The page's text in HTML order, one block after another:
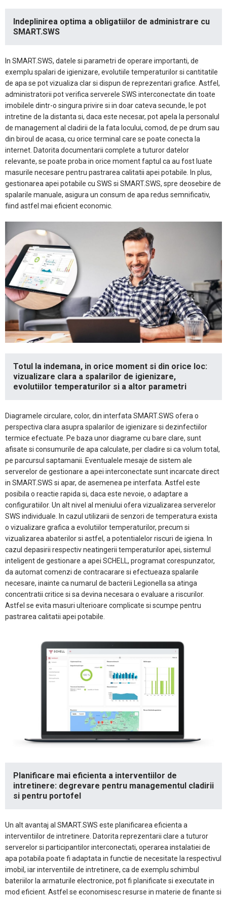
Indeplinirea optima a obligatiilor de administrare cu
SMART.SWS
In SMART.SWS, datele si parametri de operare importanti, de
exemplu spalari de igienizare, evolutiile temperaturilor si cantitatile
de apa se pot vizualiza clar si dispun de reprezentari grafice. Astfel,
administratorii pot verifica serverele SWS interconectate din toate
imobilele dintr-o singura privire si in doar cateva secunde, le pot
intretine de la distanta si, daca este necesar, pot apela la personalul
de management al cladirii de la fata locului, comod, de pe drum sau
din biroul de acasa, cu orice terminal care se poate conecta la
internet. Datorita documentarii complete a tuturor datelor
relevante, se poate proba in orice moment faptul ca au fost luate
masurile necesare pentru pastrarea calitatii apei potabile. In plus,
gestionarea apei potabile cu SWS si SMART.SWS, spre deosebire de
spalarile manuale, asigura un consum de apa redus semnificativ,
fiind astfel mai eficient economic.
Totul la indemana, in orice moment si din orice loc:
vizualizare clara a spalarilor de igienizare,
evolutiilor temperaturilor si a altor parametri
Diagramele circulare, color, din interfata SMART.SWS ofera o
perspectiva clara asupra spalarilor de igienizare si dezinfectiilor
termice efectuate. Pe baza unor diagrame cu bare clare, sunt
afisate si consumurile de apa calculate, per cladire si ca volum total,
pe parcursul saptamanii. Eventualele mesaje de sistem ale
serverelor de gestionare a apei interconectate sunt incarcate direct
in SMART.SWS si apar, de asemenea pe interfata. Astfel este
posibila o reactie rapida si, daca este nevoie, o adaptare a
configuratiilor. Un alt nivel al meniului ofera vizualizarea serverelor
SWS individuale. In cazul utilizarii de senzori de temperatura exista
o vizualizare grafica a evolutiilor temperaturilor, precum si
vizualizarea abaterilor si astfel, a potentialelor riscuri de igiena. In
cazul depasirii respectiv neatingerii temperaturilor apei, sistemul
inteligent de gestionare a apei SCHELL, programat corespunzator,
da automat comenzi de contracarare si efectueaza spalarile
necesare, inainte ca numarul de bacterii Legionella sa atinga
concentratii critice si sa devina necesara o evaluare a riscurilor.
Astfel se evita masuri ulterioare complicate si scumpe pentru
pastrarea calitatii apei potabile.
Planificare mai eficienta a interventiilor de
intretinere: degrevare pentru managementul cladirii
si pentru portofel
Un alt avantaj al SMART.SWS este planificarea eficienta a
interventiilor de intretinere. Datorita reprezentarii clare a tuturor
serverelor si participantilor interconectati, operarea instalatiei de
apa potabila poate fi adaptata in functie de necesitate la respectivul
imobil, iar interventiile de intretinere, ca de exemplu schimbul
bateriilor la armaturile electronice, pot fi planificate si executate in
mod eficient. Astfel se economisesc resurse in materie de finante si